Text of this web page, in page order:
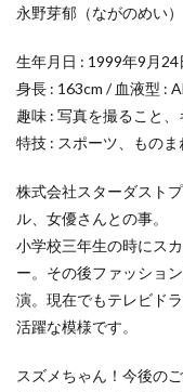
永野芽郁（ながのめい）
生年月日 : 1999年9月24
身長 : 163cm / 血液型 :
趣味 : 写真を撮ること
特技 : スポーツ、ものま
株式会社スターダスト
ル、女優さんとの事。
小学校三年生の時にス
ー。その後ファッショ
演。現在でもテレビド
活躍な模様です。
スズメちゃん！今後の